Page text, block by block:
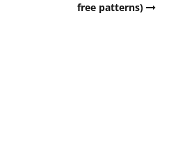
free patterns)